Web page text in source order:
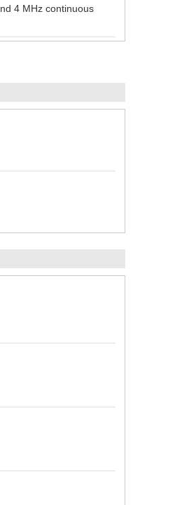
4 MHz continuous